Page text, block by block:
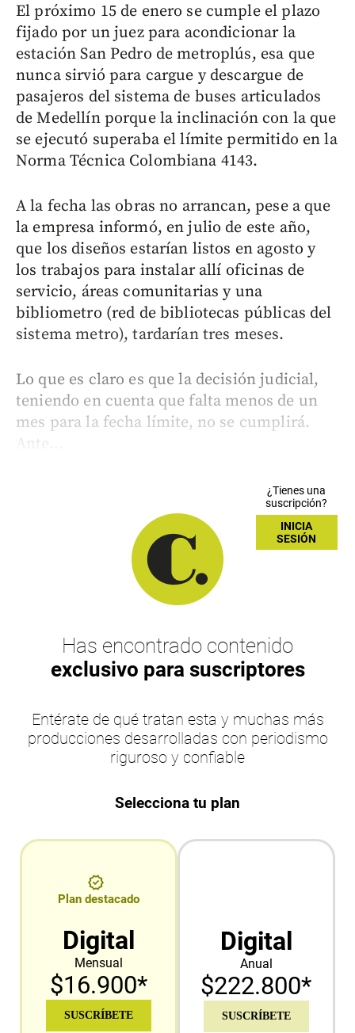
El próximo 15 de enero se cumple el plazo
fijado por un juez para acondicionar la
estación San Pedro de metroplús, esa que
nunca sirvió para cargue y descargue de
pasajeros del sistema de buses articulados
de Medellín porque la inclinación con la que
se ejecutó superaba el límite permitido en la
Norma Técnica Colombiana 4143.
A la fecha las obras no arrancan, pese a que
la empresa informó, en julio de este año,
que los diseños estarían listos en agosto y
los trabajos para instalar allí oficinas de
servicio, áreas comunitarias y una
bibliometro (red de bibliotecas públicas del
sistema metro), tardarían tres meses.
Lo que es claro es que la decisión judicial,
teniendo en cuenta que falta menos de un
mes para la fecha límite, no se cumplirá.
Ante...
¿Tienes una
suscripción?
INICIA
SESIÓN
Has encontrado contenido
exclusivo para suscriptores
Entérate de qué tratan esta y muchas más
producciones desarrolladas con periodismo
riguroso y confiable
Selecciona tu plan
Plan destacado
Digital
Mensual
$16.900*
SUSCRÍBETE
Digital
Anual
$222.800*
SUSCRÍBETE